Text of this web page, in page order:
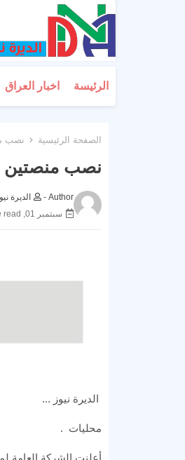
الرئيسة اخبار العراق
الصفحة الرئيسية نصب
نصب منصتين
Author -
الديرة
سبتمبر 01, 2025
read
الديرة نيوز ...
محليات .
أعلنت الشركة العامة